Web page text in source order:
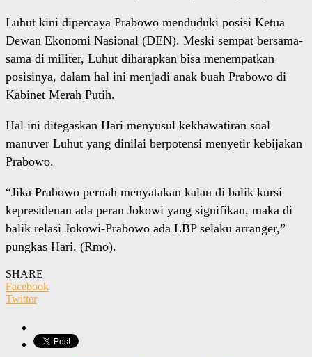
Luhut kini dipercaya Prabowo menduduki posisi Ketua
Dewan Ekonomi Nasional (DEN). Meski sempat bersama-
sama di militer, Luhut diharapkan bisa menempatkan
posisinya, dalam hal ini menjadi anak buah Prabowo di
Kabinet Merah Putih.
Hal ini ditegaskan Hari menyusul kekhawatiran soal
manuver Luhut yang dinilai berpotensi menyetir kebijakan
Prabowo.
“Jika Prabowo pernah menyatakan kalau di balik kursi
kepresidenan ada peran Jokowi yang signifikan, maka di
balik relasi Jokowi-Prabowo ada LBP selaku arranger,”
pungkas Hari. (Rmo).
SHARE
Facebook
Twitter